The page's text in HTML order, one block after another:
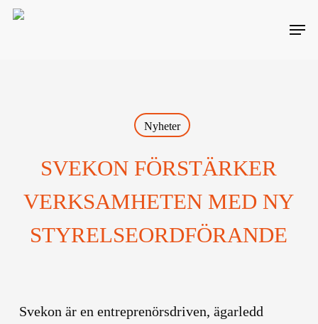
Skip
Menu
Nyheter
SVEKON FÖRSTÄRKER
VERKSAMHETEN MED NY
STYRELSEORDFÖRANDE
Svekon är en entreprenörsdriven, ägarledd